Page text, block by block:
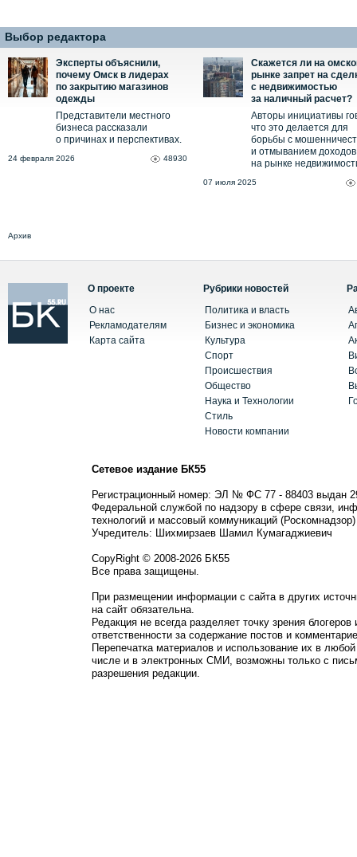
Выбор редактора
Эксперты объяснили,
почему Омск в лидерах
по закрытию магазинов
одежды
Представители местного
бизнеса рассказали
о причинах и перспективах.
24 февраля 2026 48930
Скажется ли на
рынке запрет на
с недвижимостью
за наличный расчет?
Авторы инициативы
что это делается для
борьбы с
и отмыванием доходов
на рынке
07 июля 2025
Архив
О проекте
О нас
Рекламодателям
Карта сайта
Рубрики новостей
Политика и власть
Бизнес и экономика
Культура
Спорт
Происшествия
Общество
Наука и Технологии
Стиль
Новости компании
Сетевое издание БК55
Регистрационный номер: ЭЛ № ФС 77 - 88403 выдан
Федеральной службой по надзору в сфере связи,
технологий и массовый коммуникаций (Роскомнадзор)
Учредитель: Шихмирзаев Шамил Кумагаджиевич
CopyRight © 2008-2026 БК55
Все права защищены.
При размещении информации с сайта в других
на сайт обязательна.
Редакция не всегда разделяет точку зрения блогеров
ответственности за содержание постов и
Перепечатка материалов и использование их в
числе и в электронных СМИ, возможны только с
разрешения редакции.